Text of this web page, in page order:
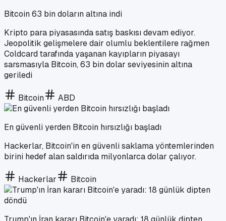
Bitcoin 63 bin doların altına indi
Kripto para piyasasında satış baskısı devam ediyor.
Jeopolitik gelişmelere dair olumlu beklentilere rağmen
Coldcard tarafında yaşanan kayıpların piyasayı
sarsmasıyla Bitcoin, 63 bin dolar seviyesinin altına
geriledi
Bitcoin ABD
En güvenli yerden Bitcoin hırsızlığı başladı
Hackerlar, Bitcoin'in en güvenli saklama yöntemlerinden
birini hedef alan saldırıda milyonlarca dolar çalıyor.
Hackerlar Bitcoin